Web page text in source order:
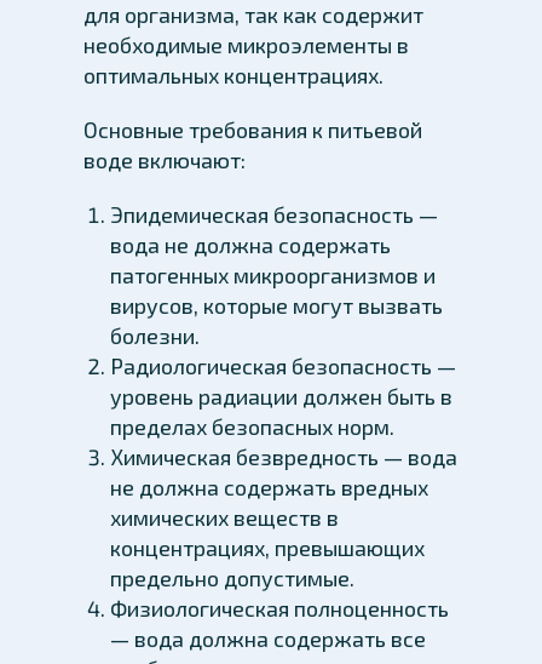
для организма, так как содержит
необходимые микроэлементы в
оптимальных концентрациях.
Основные требования к питьевой
воде включают:
Эпидемическая безопасность —
вода не должна содержать
патогенных микроорганизмов и
вирусов, которые могут вызвать
болезни.
Радиологическая безопасность —
уровень радиации должен быть в
пределах безопасных норм.
Химическая безвредность — вода
не должна содержать вредных
химических веществ в
концентрациях, превышающих
предельно допустимые.
Физиологическая полноценность
— вода должна содержать все